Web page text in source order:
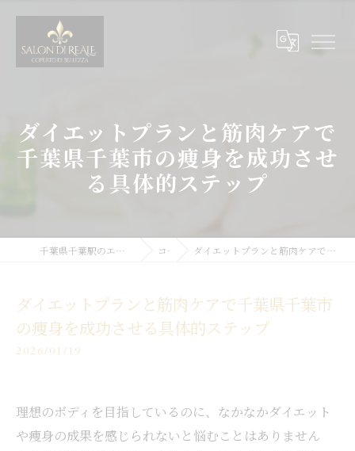
ダイエットプランと筋肉ケアで
千葉県千葉市の痩身を成功させ
る具体的ステップ
千葉県千葉駅のエステサロンならSALON DI REALE コラム ダイエットプランと筋肉ケアで千葉県千葉市の痩身を成功させる具体的ステップ
ダイエットプランと筋肉ケアで千葉県千葉市
の痩身を成功させる具体的ステップ
2026/01/19
理想のボディを目指しているのに、なかなかダイエット
や痩身の成果を感じられないと悩むことはありません